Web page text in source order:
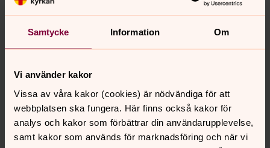
Samtycke Information Om
Vi använder kakor
Vissa av våra kakor (cookies) är nödvändiga för att
webbplatsen ska fungera. Här finns också kakor för
analys och kakor som förbättrar din användarupplevelse,
samt kakor som används för marknadsföring och när vi
kyrkan i Södertälje
Direkt:08-550 914 84Växel: 08-550 913 50